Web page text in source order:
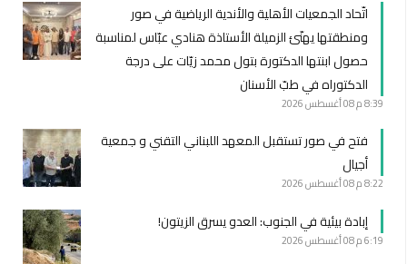
اتّحاد الجمعيات الأهلية والأندية الرياضية في صور
ومنطقتها يهنّئ الزميلة الأستاذة هنادي عبّاس لمناسبة
حصول ابنتها الدكتورة بتول محمد زيّات على درجة
الدكتوراه في طبّ الأسنان
8:39 م 08 أغسطس 2026
فتح في صور تستقبل المعهد اللبناني التقني و جمعية
أجيال
8:22 م 08 أغسطس 2026
إبادة بيئية في الجنوب: العدو يسرق الزيتون!
6:19 م 08 أغسطس 2026